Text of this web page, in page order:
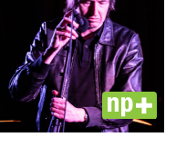
PLUS